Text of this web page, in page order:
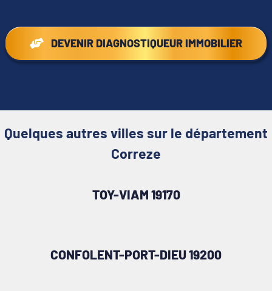
DEVENIR DIAGNOSTIQUEUR IMMOBILIER
Quelques autres villes sur le département
Correze
TOY-VIAM 19170
CONFOLENT-PORT-DIEU 19200